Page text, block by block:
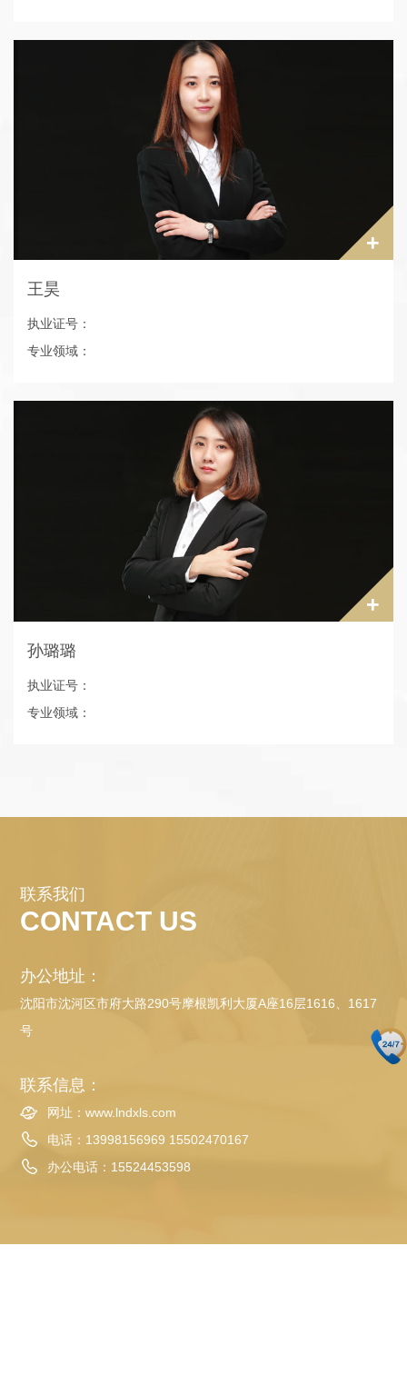
协助办理了所内众多疑难案件，取得客户的认可及好评。
+
王昊
执业证号：
专业领域：
协助办理了所内众多疑难案件，取得客户的认可及好评。
+
孙璐璐
执业证号：
专业领域：
联系我们
CONTACT US
办公地址：
沈阳市沈河区市府大路290号摩根凯利大厦A座16层1616、1617
号
联系信息：
网址：www.lndxls.com
电话：13998156969 15502470167
办公电话： 15524453598